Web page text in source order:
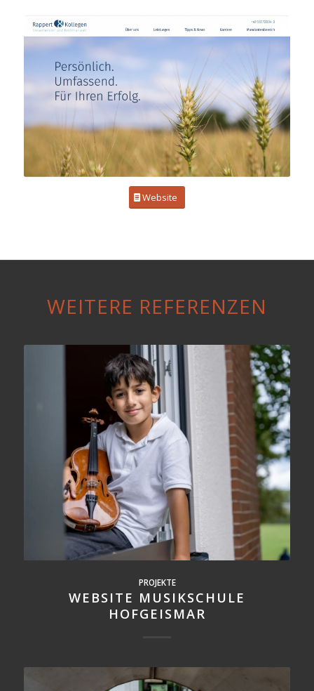
Website
WEITERE REFERENZEN
PROJEKTE
WEBSITE MUSIKSCHULE
HOFGEISMAR